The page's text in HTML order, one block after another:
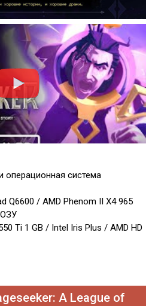
операционная система
Q6600 / AMD Phenom II X4 965
ОЗУ
Ti 1 GB / Intel Iris Plus / AMD HD
A League of